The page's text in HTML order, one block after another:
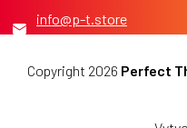
info@p-t.store
Copyright 2026 Perfect